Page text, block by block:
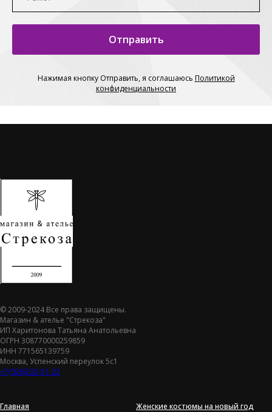
Отправить
Нажимая кнопку Отправить, я соглашаюсь Политикой
конфиденциальности
© 2009-2024 Все права защищены.
Магазин & ателье "Стрекоза"
ИП Харитонова Татьяна Анатольевна
ОГРН 308770000259859
ИНН 771565139759
Москва, Успенский переулок 5с1
+7(926)232-51-32
Главная
Женские костюмы на новый год